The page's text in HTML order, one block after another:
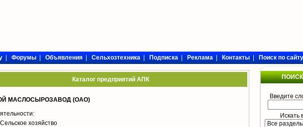
|Форумы|Объявления|Сельхозтехника|Подписка|Реклама|Контакты|Поиск по сайту
Каталог предприятий АПК
МАСЛОСЫРОЗАВОД (ОАО)
Сельское хозяйство
Введите
Искать